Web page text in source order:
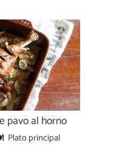
pavo al horno
Plato principal